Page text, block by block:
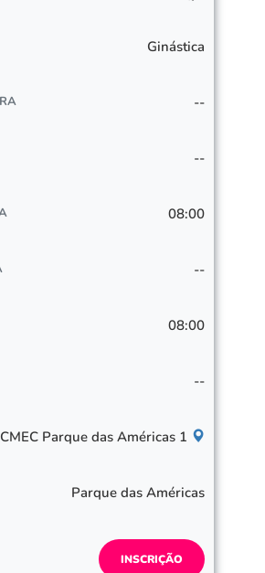
Ginástica
--
--
08:00
--
08:00
--
CMEC Parque das Américas 1
Parque das Américas
INSCRIÇÃO